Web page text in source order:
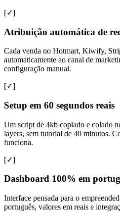
[✓]
Atribuição automática de
Cada venda no Hotmart, Kiwify,
automaticamente ao canal de
configuração manual.
[✓]
Setup em 60 segundos reais
Um script de 4kb copiado e colado
layers, sem tutorial de 40 minutos.
funciona.
[✓]
Dashboard 100% em
Interface pensada para o
português, valores em reais e